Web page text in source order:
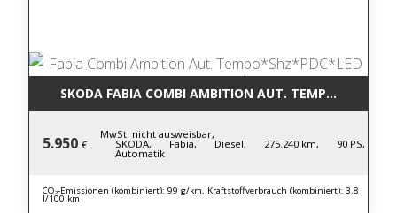
SKODA FABIA COMBI AMBITION AUT.
5.950 €
MwSt. nicht ausweisbar,
SKODA, Fabia, Diesel, 275.240 km, 90 PS,
Automatik
CO₂-Emissionen (kombiniert): 99 g/km, Kraftstoffverbrauch (kombiniert): 3,8
l/100 km